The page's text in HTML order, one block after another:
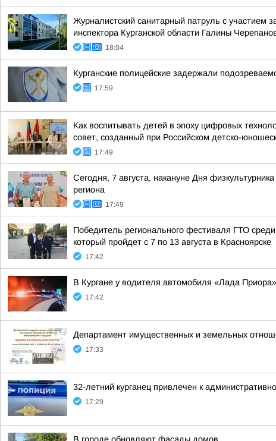
Журналистский санитарный патруль с участием
инспектора Курганской области Галины
18:04
Курганские полицейские задержали
17:59
Как воспитывать детей в эпоху цифровых
совет, созданный при Российском детско-
17:49
Сегодня, 7 августа, накануне Дня
региона
17:49
Победитель регионального фестиваля ГТО
который пройдет с 7 по 13 августа в Красноярске
17:42
В Кургане у водителя автомобиля «Лада
17:42
Департамент имущественных и земельных
17:33
32-летний курганец привлечен к
17:29